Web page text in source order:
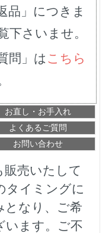
品」につきま
下さいませ。
問」は こちら
お直し・お手入れ
よくあるご質問
お問い合わせ
販売いたして
タイミングに
となり、ご希
います。ご不